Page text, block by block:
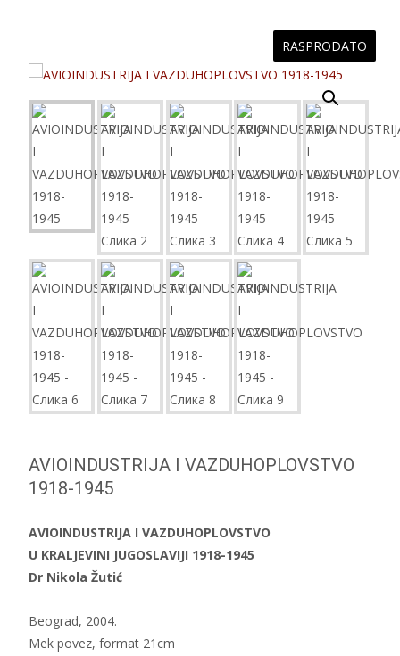
RASPRODATO
AVIOINDUSTRIJA I VAZDUHOPLOVSTVO
1918-1945
AVIOINDUSTRIJA I VAZDUHOPLOVSTVO
U KRALJEVINI JUGOSLAVIJI 1918-1945
Dr Nikola Žutić
Beograd, 2004.
Mek povez, format 21cm